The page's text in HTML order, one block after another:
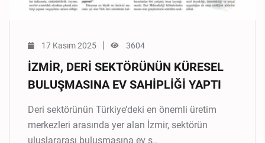
17 Kasım 2025 3604
İZMİR, DERİ SEKTÖRÜNÜN KÜRESEL
BULUŞMASINA EV SAHİPLİĞİ YAPTI
Deri sektörünün Türkiye’deki en önemli üretim
merkezleri arasında yer alan İzmir, sektörün
uluslararası buluşmasına ev s..